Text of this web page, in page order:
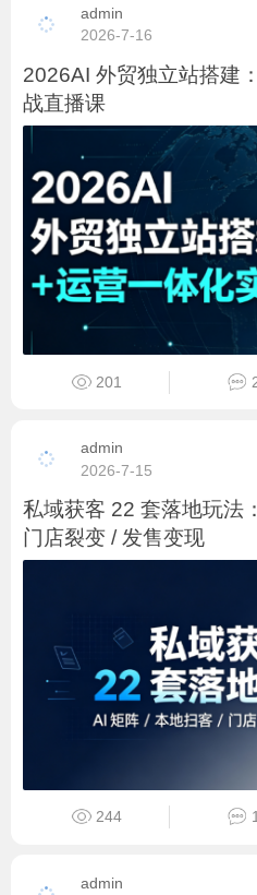
admin
2026-7-16
2026AI 外贸独立站搭建
战直播课
201
admin
2026-7-15
私域获客 22 套落地玩法
门店裂变 / 发售变现
244 1
admin